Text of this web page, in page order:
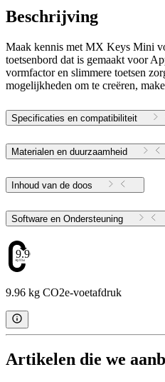
Beschrijving
Maak kennis met MX Keys Mini
toetsenbord dat is gemaakt voor
vormfactor en slimmere toetsen
mogelijkheden om te creëren,
Specificaties en compatibiliteit
Materialen en duurzaamheid
Inhoud van de doos
Software en Ondersteuning
9.96
9.96 kg CO2e-voetafdruk
Artikelen die we